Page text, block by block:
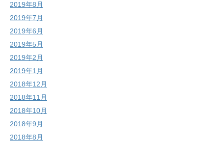
2019年8月
2019年7月
2019年6月
2019年5月
2019年2月
2019年1月
2018年12月
2018年11月
2018年10月
2018年9月
2018年8月